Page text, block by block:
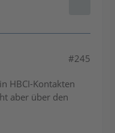
#245
HBCI-Kontakten
aber über den